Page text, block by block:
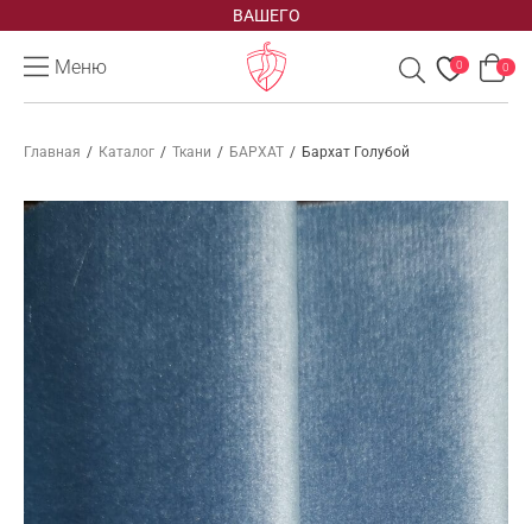
ВАШЕГО
Меню 0 0
Главная / Каталог / Ткани / БАРХАТ / Бархат Голубой